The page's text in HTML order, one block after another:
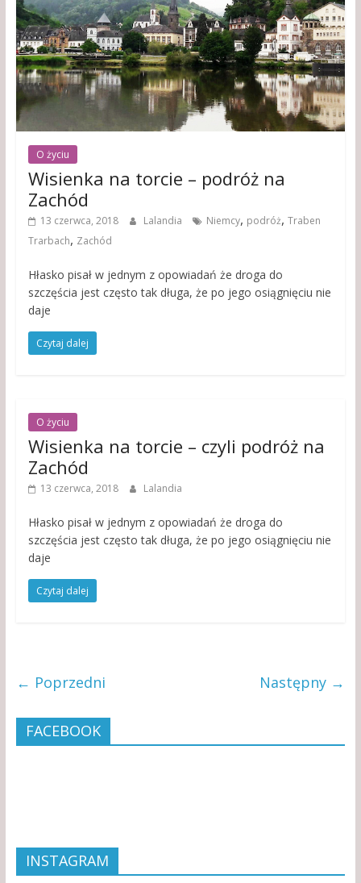
O życiu
Wisienka na torcie – podróż na
Zachód
13 czerwca, 2018 Lalandia Niemcy, podróż, Traben
Trarbach, Zachód
Hłasko pisał w jednym z opowiadań że droga do
szczęścia jest często tak długa, że po jego osiągnięciu nie
daje
Czytaj dalej
O życiu
Wisienka na torcie – czyli podróż na
Zachód
13 czerwca, 2018 Lalandia
Hłasko pisał w jednym z opowiadań że droga do
szczęścia jest często tak długa, że po jego osiągnięciu nie
daje
Czytaj dalej
← Poprzedni Następny →
FACEBOOK
INSTAGRAM